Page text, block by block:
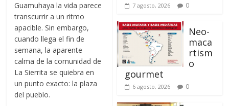
Guamuhaya la vida parece
transcurrir a un ritmo
apacible. Sin embargo,
cuando llega el fin de
semana, la aparente
calma de la comunidad de
La Sierrita se quiebra en
un punto exacto: la plaza
del pueblo.
7 agosto, 2026 0
Neo-
maca
rtism
o
gourmet
6 agosto, 2026 0